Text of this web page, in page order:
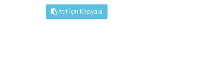
Atıf İçin Kopyala